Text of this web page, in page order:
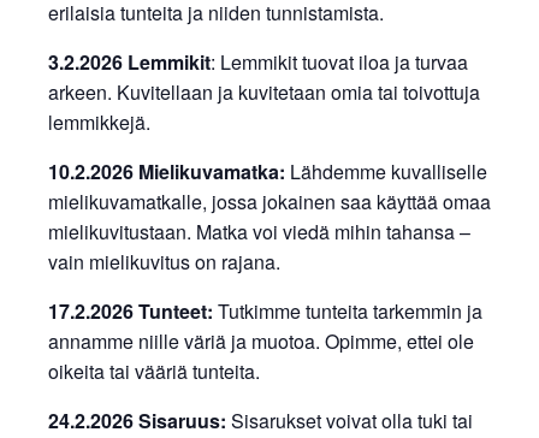
erilaisia tunteita ja niiden tunnistamista.
3.2.2026 Lemmikit: Lemmikit tuovat iloa ja turvaa
arkeen. Kuvitellaan ja kuvitetaan omia tai toivottuja
lemmikkejä.
10.2.2026 Mielikuvamatka: Lähdemme kuvalliselle
mielikuvamatkalle, jossa jokainen saa käyttää omaa
mielikuvitustaan. Matka voi viedä mihin tahansa –
vain mielikuvitus on rajana.
17.2.2026 Tunteet: Tutkimme tunteita tarkemmin ja
annamme niille väriä ja muotoa. Opimme, ettei ole
oikeita tai vääriä tunteita.
24.2.2026 Sisaruus: Sisarukset voivat olla tuki tai